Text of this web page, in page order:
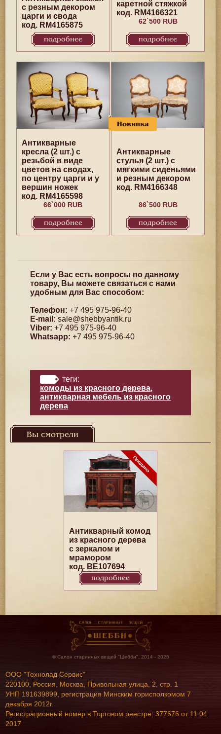
с резным декором
царги и свода
код. RM4165875
подробнее
каретной стяжкой
код. RM4166321
62`500 RUB
подробнее
Антикварные
кресла (2 шт.) с
резьбой в виде
цветов на сводах,
по центру царги и у
вершин ножек
код. RM4165598
66`000 RUB
подробнее
Новинка
Антикварные
стулья (2 шт.) с
мягкими сиденьями
и резным декором
код. RM4166348
86`500 RUB
подробнее
Если у Вас есть вопросы по данному
товару, Вы можете связаться с нами
удобным для Вас способом:
Телефон: +7 495 975-96-40
E-mail: sale@shebbyantik.ru
Viber: +7 495 975-96-40
Whatsapp: +7 495 975-96-40
теги:
комоды из красного дерева,
антикварная мебель из красного
дерева
Вы смотрели
Антикварный комод
из красного дерева
с зеркалом и
мрамором
код. BE107694
подробнее
© Салон старинных вещей "Шебби", 2014 - 2026
ООО "Технолад Сервис"
220100, Россия, Москва, Привольная улица, 2, стр. 1
УНП 191639899, регистрация Минским горисполкомом 7
декабря 2012г.
Регистрационный номер в Торговом реестре: 377676 от 11 04
2017